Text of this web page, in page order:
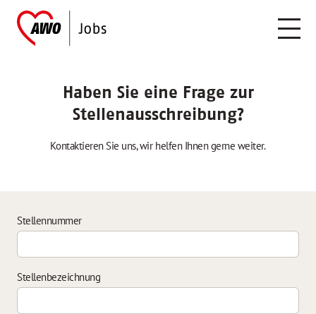
Haben Sie eine Frage zur
Stellenausschreibung?
Kontaktieren Sie uns, wir helfen Ihnen gerne weiter.
Stellennummer
Stellenbezeichnung